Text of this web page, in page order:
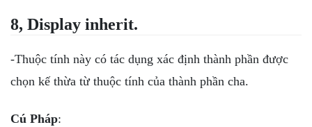
8, Display inherit.
-Thuộc tính này có tác dụng xác định thành phần được
chọn kế thừa từ thuộc tính của thành phần cha.
Cú Pháp: